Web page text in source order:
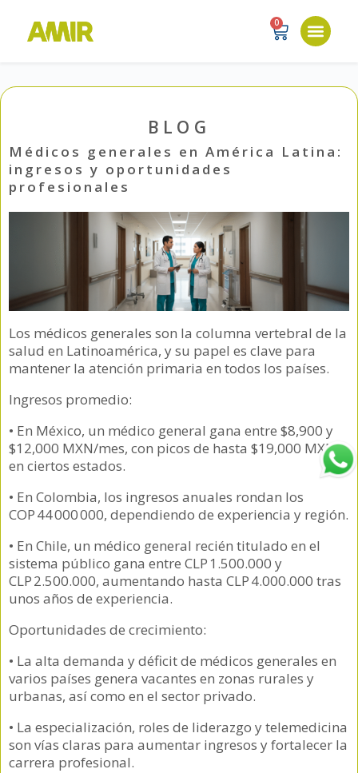
0
BLOG
Médicos generales en América Latina:
ingresos y oportunidades
profesionales
Los médicos generales son la columna vertebral de la
salud en Latinoamérica, y su papel es clave para
mantener la atención primaria en todos los países.
Ingresos promedio:
• En México, un médico general gana entre $8,900 y
$12,000 MXN/mes, con picos de hasta $19,000 MXN
en ciertos estados.
• En Colombia, los ingresos anuales rondan los
COP 44 000 000, dependiendo de experiencia y región.
• En Chile, un médico general recién titulado en el
sistema público gana entre CLP 1.500.000 y
CLP 2.500.000, aumentando hasta CLP 4.000.000 tras
unos años de experiencia.
Oportunidades de crecimiento:
• La alta demanda y déficit de médicos generales en
varios países genera vacantes en zonas rurales y
urbanas, así como en el sector privado.
• La especialización, roles de liderazgo y telemedicina
son vías claras para aumentar ingresos y fortalecer la
carrera profesional.